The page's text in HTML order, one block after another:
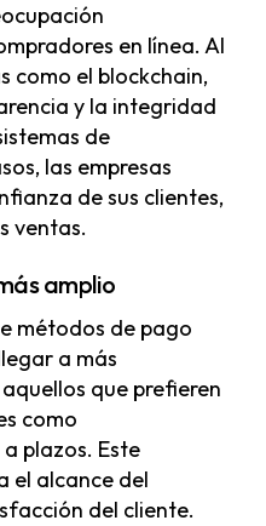
en línea. Al
como el blockchain,
y la integridad
de
las empresas
de sus clientes,
ventas.
amplio
métodos de pago
a más
que prefieren
como
plazos. Este
el alcance del
del cliente.